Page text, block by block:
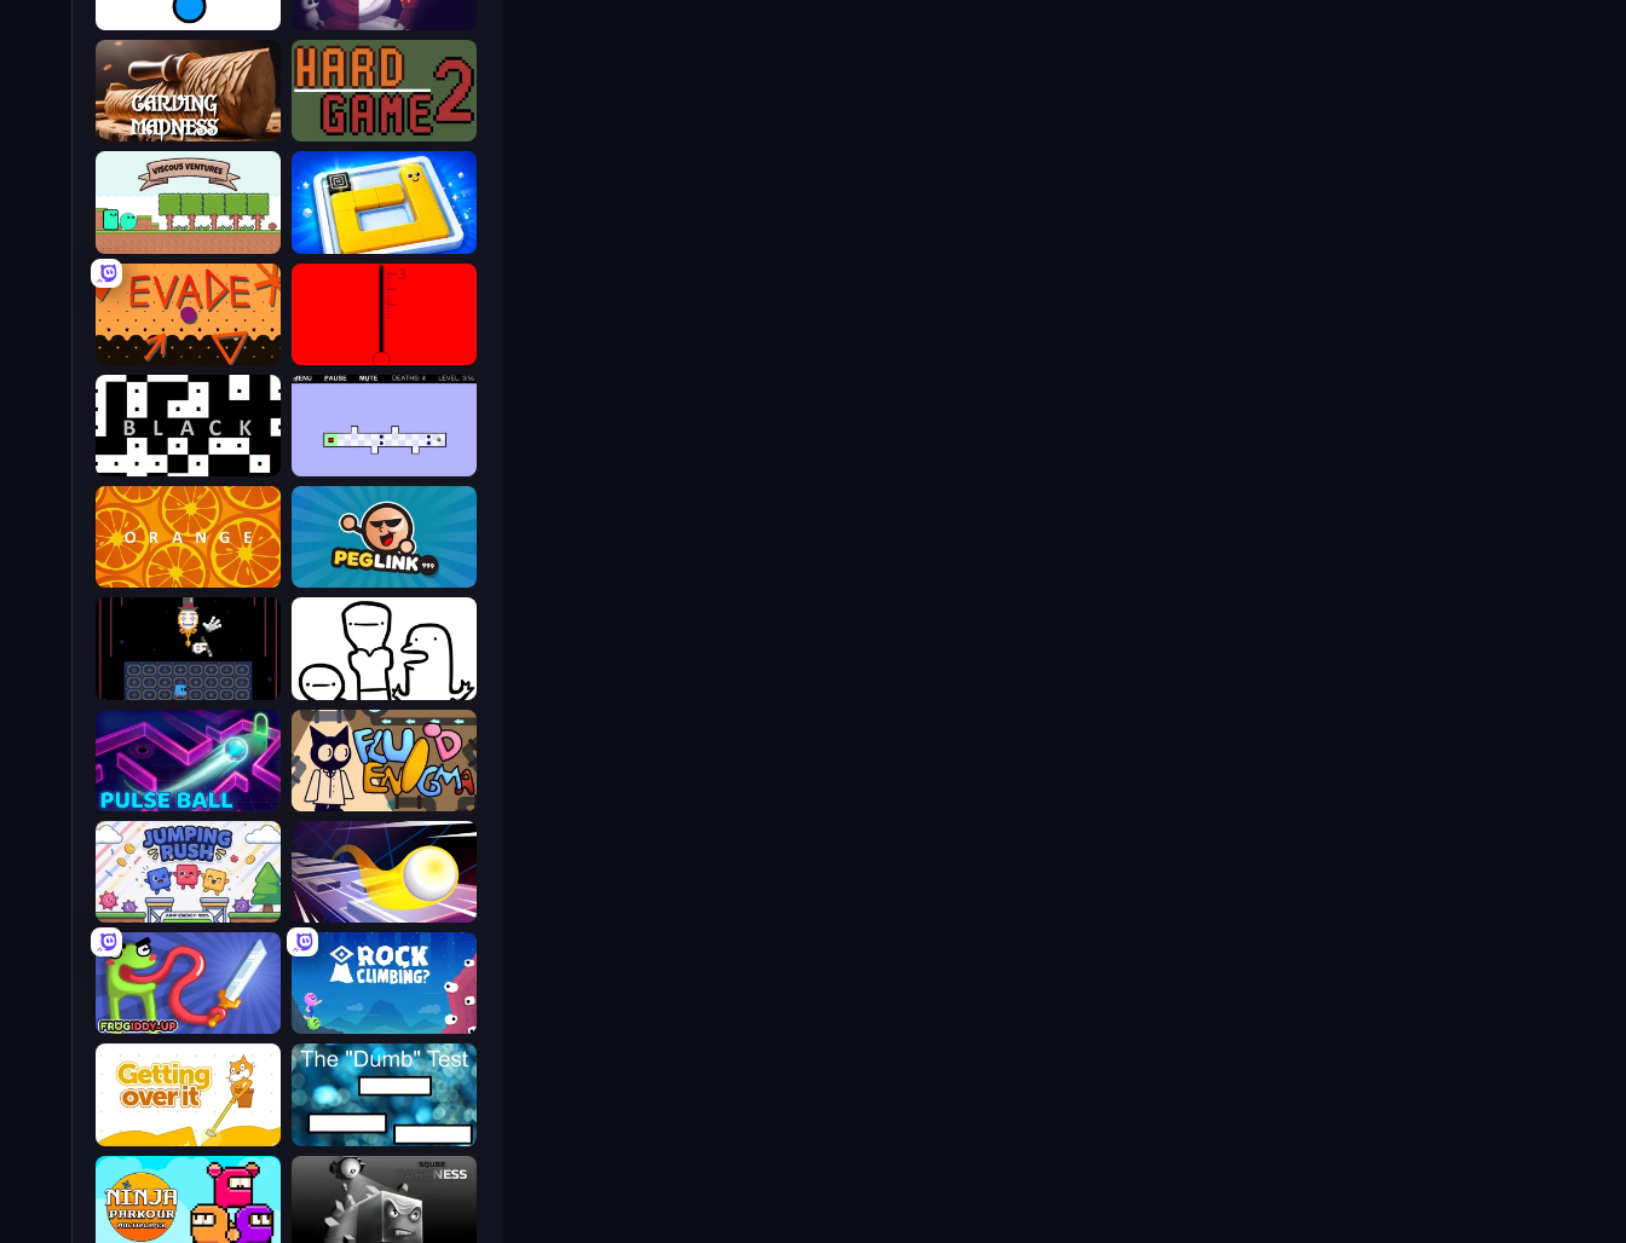
Stupidity Test
Hard Game 2
Carving Madness
Ice Slide
Viscous Ventures
red
Evade
World's Hardest Game 2
black
Peglinko
orange
I Don't Even Know
Just One Boss
Fluid Enigma
Pulse Ball
Leap and Avoid 2
Jumping Rush
Rock Climbing?
Frogiddy
The Dumb Test
Getting Over It